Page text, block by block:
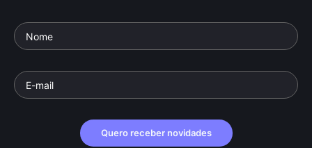
Quero receber novidades